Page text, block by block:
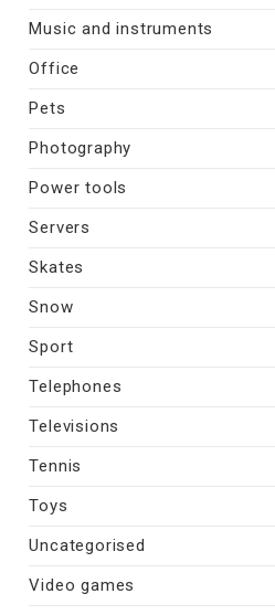
Music and instruments
Office
Pets
Photography
Power tools
Servers
Skates
Snow
Sport
Telephones
Televisions
Tennis
Toys
Uncategorised
Video games